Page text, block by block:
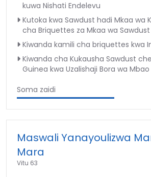
kuwa Nishati Endelevu
Kutoka kwa Sawdust hadi Mkaa wa
cha Briquettes za Mkaa wa Sawdust
Kiwanda kamili cha briquettes kwa
Kiwanda cha Kukausha Sawdust
Guinea kwa Uzalishaji Bora wa Mbao
Soma zaidi
Maswali Yanayoulizwa
Mara
Vitu 63